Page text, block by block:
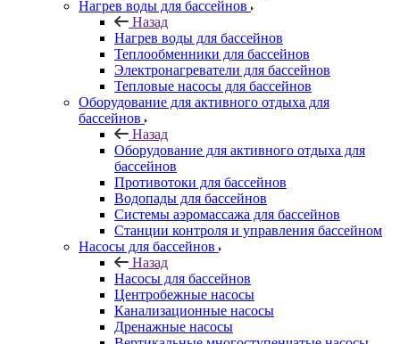
Нагрев воды для бассейнов
Назад
Нагрев воды для бассейнов
Теплообменники для бассейнов
Электронагреватели для бассейнов
Тепловые насосы для бассейнов
Оборудование для активного отдыха для
бассейнов
Назад
Оборудование для активного отдыха для
бассейнов
Противотоки для бассейнов
Водопады для бассейнов
Системы аэромассажа для бассейнов
Станции контроля и управления бассейном
Насосы для бассейнов
Назад
Насосы для бассейнов
Центробежные насосы
Канализационные насосы
Дренажные насосы